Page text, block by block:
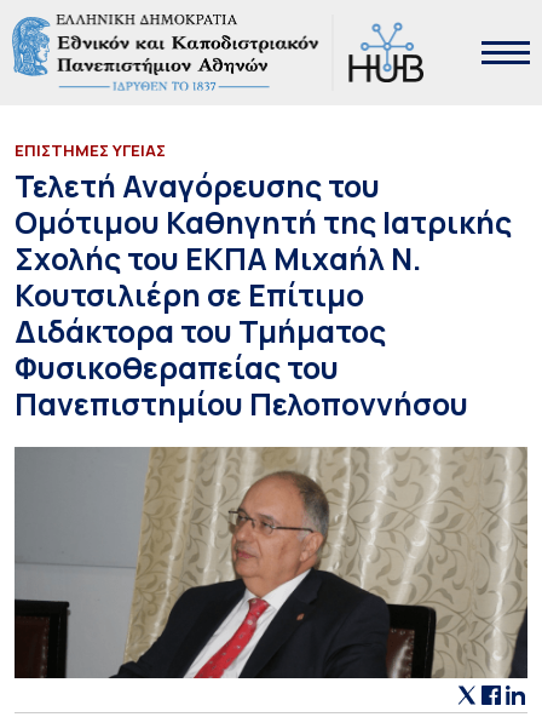
ΕΠΙΣΤΗΜΕΣ ΥΓΕΙΑΣ
Τελετή Αναγόρευσης του
Ομότιμου Καθηγητή της Ιατρικής
Σχολής του ΕΚΠΑ Μιχαήλ Ν.
Κουτσιλιέρη σε Επίτιμο
Διδάκτορα του Τμήματος
Φυσικοθεραπείας του
Πανεπιστημίου Πελοποννήσου